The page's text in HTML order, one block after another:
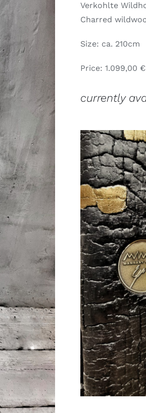
Verkohlte
Charred
Size: ca. 210cm
Price: 1.099,00
currently